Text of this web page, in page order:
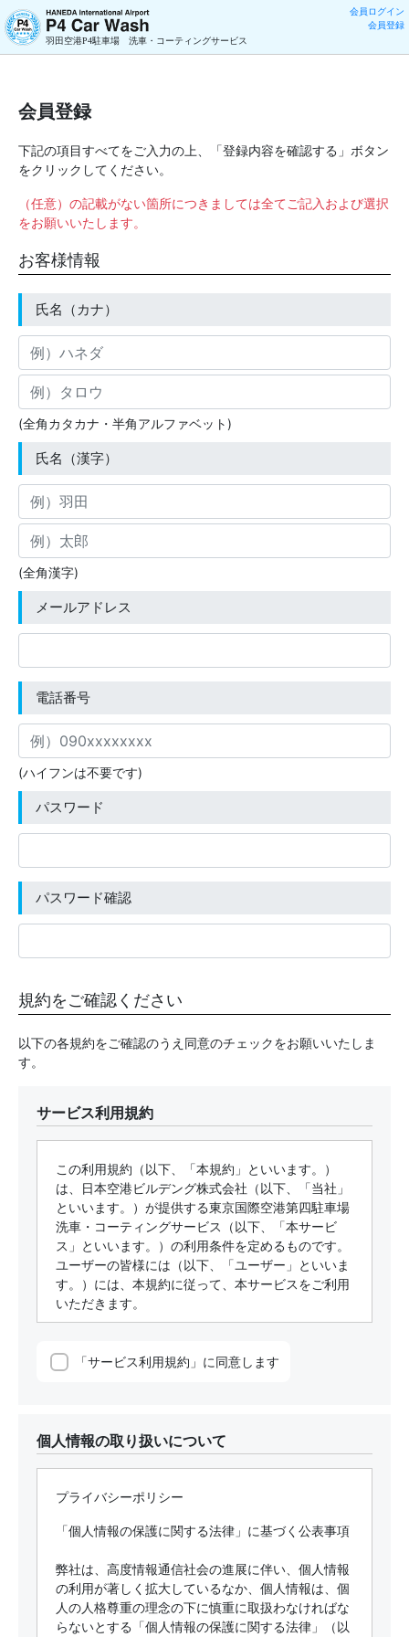
羽田空港P4駐車場 洗車・コーティングサービス
会員ログイン
会員登録
会員登録
下記の項目すべてをご入力の上、「登録内容を確認する」ボタン
をクリックしてください。
（任意）の記載がない箇所につきましては全てご記入および選択
をお願いいたします。
お客様情報
氏名（カナ）
(全角カタカナ・半角アルファベット)
氏名（漢字）
(全角漢字)
メールアドレス
電話番号
(ハイフンは不要です)
パスワード
パスワード確認
規約をご確認ください
以下の各規約をご確認のうえ同意のチェックをお願いいたしま
す。
サービス利用規約
この利用規約（以下、「本規約」といいます。）
は、日本空港ビルデング株式会社（以下、「当社」
といいます。）が提供する東京国際空港第四駐車場
洗車・コーティングサービス（以下、「本サービ
ス」といいます。）の利用条件を定めるものです。
ユーザーの皆様には（以下、「ユーザー」といいま
す。）には、本規約に従って、本サービスをご利用
いただきます。
第１条
当社がユーザーとの間で締結する本サービス契約及
ては、法令又は一般に確立された慣習によるものと
します。
２
当社が、法令及び慣習に反しない範囲で特約に応じ
先するものとします。
（申し込みに必要な情報）
第２条
当社に本サービス契約のお申し込みをされるユーザ
ーには、次の事項を当社にお申し出いただきます。
「サービス利用規約」に同意します
個人情報の取り扱いについて
プライバシーポリシー
「個人情報の保護に関する法律」に基づく公表事項
弊社は、高度情報通信社会の進展に伴い、個人情報
の利用が著しく拡大しているなか、個人情報は、個
人の人格尊重の理念の下に慎重に取扱わなければな
らないとする「個人情報の保護に関する法律」（以